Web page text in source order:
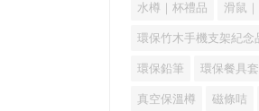
水樽｜杯禮品 滑鼠
環保竹木手機支架紀念
環保鉛筆 環保餐具
真空保溫樽 磁條咭